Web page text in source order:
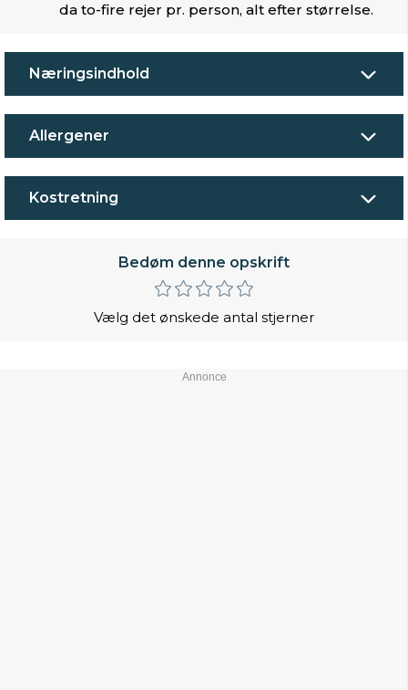
da to-fire rejer pr. person, alt efter størrelse.
Næringsindhold
Allergener
Kostretning
Bedøm denne opskrift
Vælg det ønskede antal stjerner